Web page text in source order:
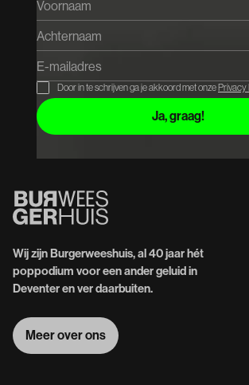
Door in te schrijven ga je akkoord met onzePrivacy
Wij zijn Burgerweeshuis, al 40 jaar hét
poppodium voor een ander geluid in
Deventer en ver daarbuiten.
Meer over ons